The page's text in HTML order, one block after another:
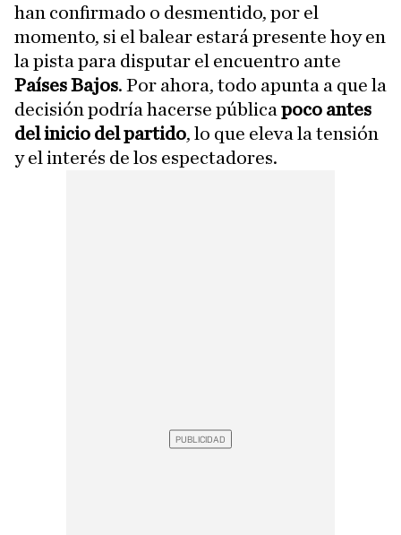
han confirmado o desmentido, por el
momento, si el balear estará presente hoy en
la pista para disputar el encuentro ante
Países Bajos. Por ahora, todo apunta a que la
decisión podría hacerse pública poco antes
del inicio del partido, lo que eleva la tensión
y el interés de los espectadores.